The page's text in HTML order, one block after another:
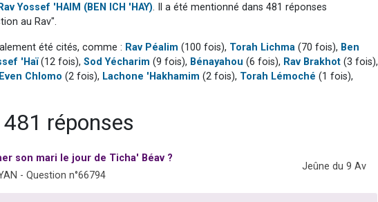
Rav Yossef 'HAIM (BEN ICH 'HAY). Il a été mentionné dans 481 réponses
au Rav".
été cités, comme : Rav Péalim (100 fois), Torah Lichma (70 fois), Ben
'Haï(12 fois), Sod Yécharim (9 fois), Bénayahou (6 fois), Rav Brakhot (3 fois),
Even Chlomo (2 fois), Lachone 'Hakhamim (2 fois), Torah Lémoché (1 fois),
réponses
son mari le jour de Ticha' Béav ?
- Question n°66794
Jeûne du 9 Av